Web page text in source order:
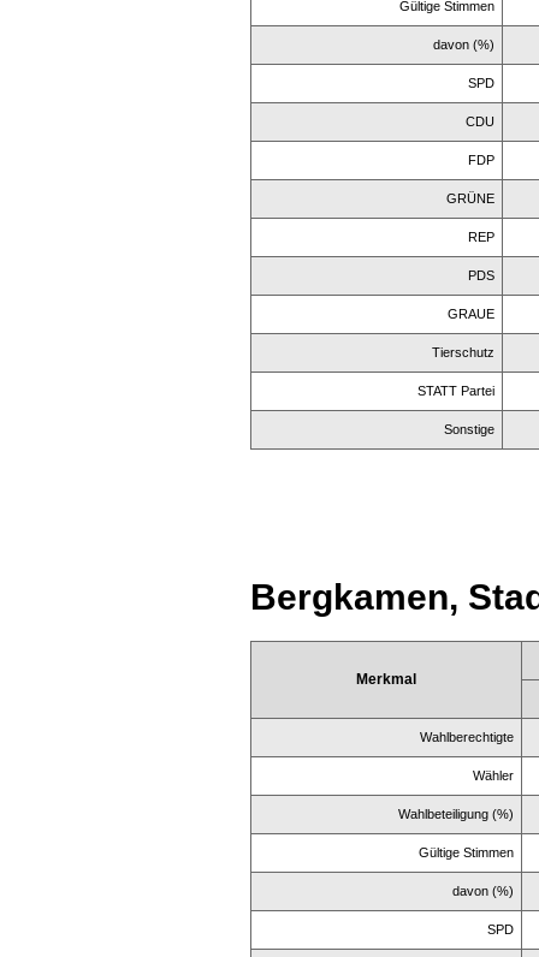
Gültige Stimmen
davon (%)
SPD
CDU
FDP
GRÜNE
REP
PDS
GRAUE
Tierschutz
STATT Partei
Sonstige
Bergkamen,
Merkmal
Wahlberechtigte
Wähler
Wahlbeteiligung (%)
Gültige Stimmen
davon (%)
SPD